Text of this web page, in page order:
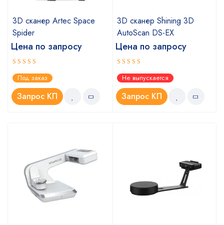
3D сканер Artec Space
Spider
Цена по запросу
Оценка
5.00из 5
Под заказ
Запрос КП
3D сканер Shining 3D
AutoScan DS-EX
Цена по запросу
Оценка
4.67из 5
Не выпускается
Запрос КП